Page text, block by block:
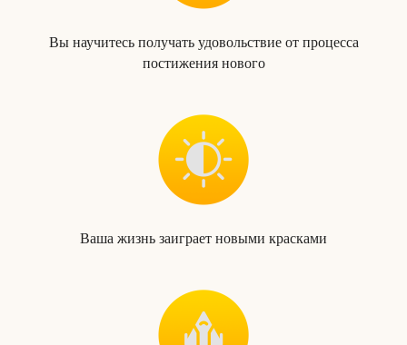
Вы научитесь получать удовольствие от процесса
постижения нового
Ваша жизнь заиграет новыми красками